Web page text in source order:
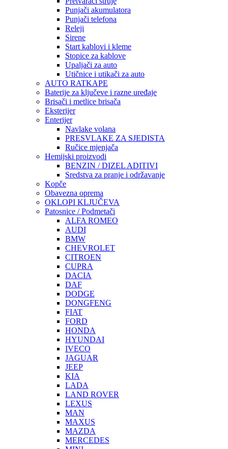
Punjači akumulatora
Punjači telefona
Releji
Sirene
Start kablovi i kleme
Stopice za kablove
Upaljači za auto
Utičnice i utikači za auto
AUTO RATKAPE
Baterije za ključeve i razne uređaje
Brisači i metlice brisača
Eksterijer
Enterijer
Navlake volana
PRESVLAKE ZA SJEDISTA
Ručice mjenjača
Hemijski proizvodi
BENZIN / DIZEL ADITIVI
Sredstva za pranje i održavanje
Kopče
Obavezna oprema
OKLOPI KLJUČEVA
Patosnice / Podmetači
ALFA ROMEO
AUDI
BMW
CHEVROLET
CITROEN
CUPRA
DACIA
DAF
DODGE
DONGFENG
FIAT
FORD
HONDA
HYUNDAI
IVECO
JAGUAR
JEEP
KIA
LADA
LAND ROVER
LEXUS
MAN
MAXUS
MAZDA
MERCEDES